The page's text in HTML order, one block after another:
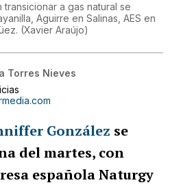
a gas natural se
Aguirre en Salinas, AES en
(Xavier Araújo)
Torres Nieves
González se
del martes, con
española Naturgy